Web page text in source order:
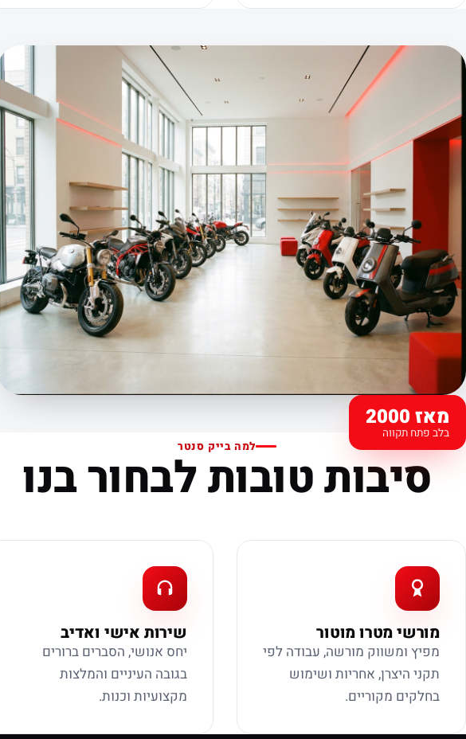
מאז 2000
בלב פתח תקווה
למה בייק סנטר
סיבות טובות לבחור בנו
מורשי מטרו מוטור
מפיץ ומשווק מורשה, עבודה לפי
תקני היצרן, אחריות ושימוש
בחלקים מקוריים.
שירות אישי ואדיב
יחס אנושי, הסברים ברורים
בגובה העיניים והמלצות
מקצועיות וכנות.